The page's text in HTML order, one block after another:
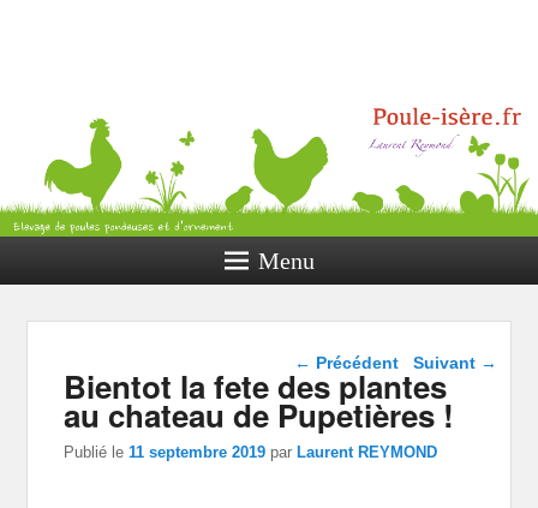
Elevage de poules pondeuses et
d’ornement
Menu
Navigation dans les
articles
← Précédent Suivant →
Bientot la fete des plantes
au chateau de Pupetières !
Publié le11 septembre 2019 parLaurent REYMOND